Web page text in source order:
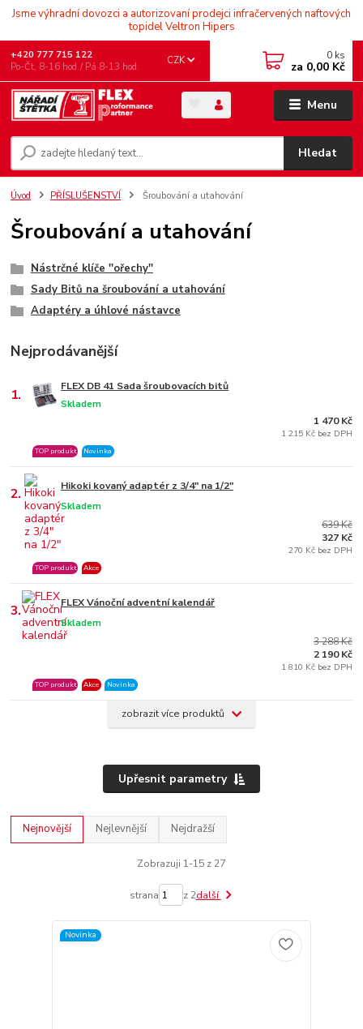
Jsme výhradní dovozci a autorizovaní prodejci infračervených naftových
topidel Veltron Hipers
Menu
CZK
Hledat
+420 777 715 122
Po-Čt, 8-16 hod./ Pá 8-13 hod.
0 ks
za 0,00 Kč
Úvod PŘÍSLUŠENSTVÍ Šroubování a utahování
Šroubování a utahování
Nástrčné klíče ''ořechy''
Sady Bitů na šroubování a utahování
Adaptéry a úhlové nástavce
Nejprodávanější
1. FLEX DB 41 Sada šroubovacích bitů
Skladem
TOP produkt Novinka
1 470 Kč
1 215 Kč bez DPH
2. Hikoki kovaný adaptér z 3/4" na 1/2"
Skladem
TOP produkt Akce
639 Kč
327 Kč
270 Kč bez DPH
3. FLEX Vánoční adventní kalendář
Skladem
TOP produkt Akce Novinka
3 288 Kč
2 190 Kč
1 810 Kč bez DPH
zobrazit více produktů
Upřesnit parametry
Nejnovější Nejlevnější Nejdražší
Zobrazuji 1-15 z 27
strana z 2další
Novinka